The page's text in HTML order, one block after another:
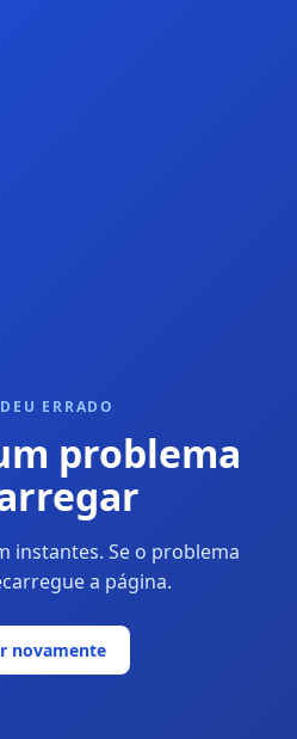
ERRADO
problema
instantes. Se o problema
a página.
novamente